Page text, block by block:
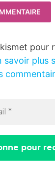
pour
savoir plus